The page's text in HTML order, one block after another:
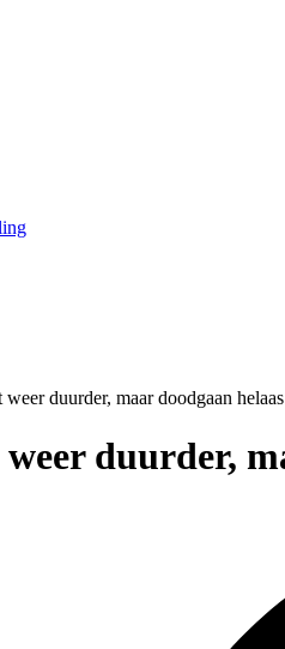
duurder, maar doodgaan
duurder,